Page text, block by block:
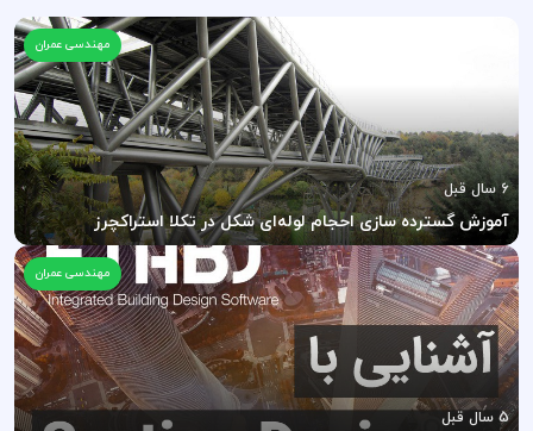
مهندسی عمران
6 سال قبل
آموزش گسترده سازی احجام لوله‌ای شکل در تکلا استراکچرز
مهندسی عمران
5 سال قبل